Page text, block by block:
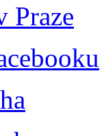
Praze